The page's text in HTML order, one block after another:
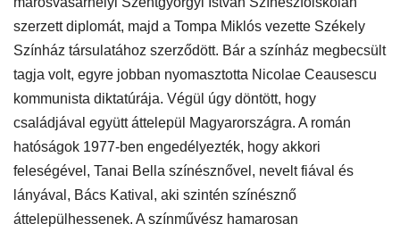
szerzett diplomát, majd a Tompa Miklós vezette Székely
Színház társulatához szerződött. Bár a színház megbecsült
tagja volt, egyre jobban nyomasztotta Nicolae Ceausescu
kommunista diktatúrája. Végül úgy döntött, hogy
családjával együtt áttelepül Magyarországra. A román
hatóságok 1977-ben engedélyezték, hogy akkori
feleségével, Tanai Bella színésznővel, nevelt fiával és
lányával, Bács Katival, aki szintén színésznő
áttelepülhessenek. A színművész hamarosan